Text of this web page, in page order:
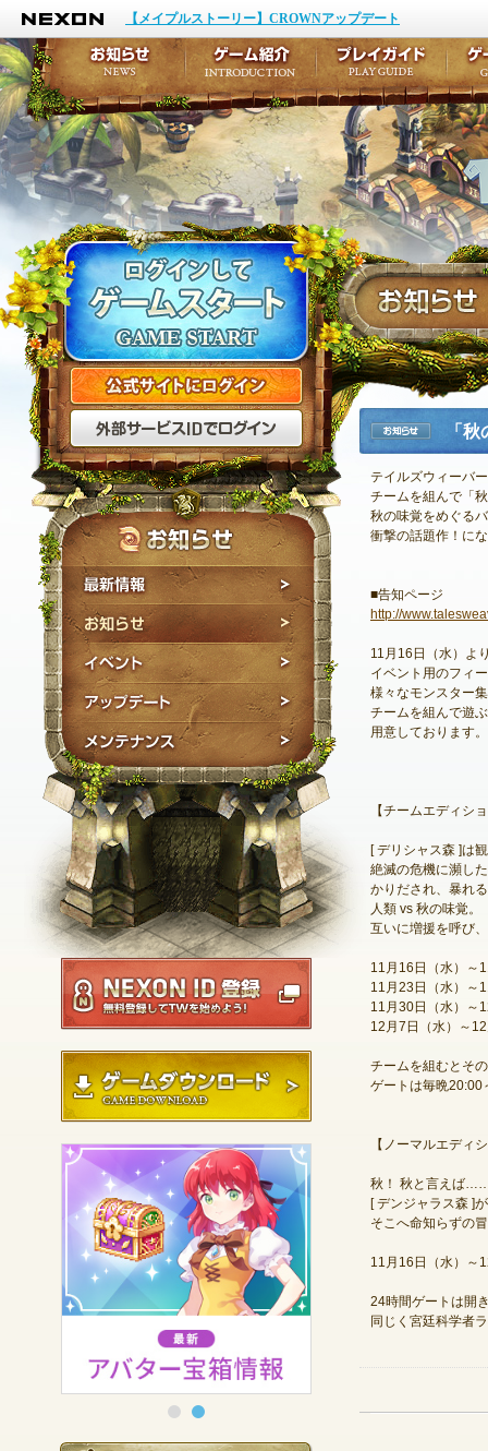
NEXON
【メイプルストーリー】CROWNアップデート
公式サイトにログイン
外部サービスIDでログ
お知らせ
イベント
アップデート
メンテナンス
NEXON ID登録
ゲームダウンロード
お知らせ
「
テイルズウィーバ
チームを組んで「
秋の味覚をめぐる
衝撃の話題作！に
■告知ページ
http://
11月16日（水）よ
イベント用のフィ
様々なモンスター
チームを組んで遊
用意しております。
【チームエディシ
[ デリシャス森 ]は
絶滅の危機に瀕し
かりだされ、暴れ
人類 vs 秋の味覚。
互いに増援を呼び
11月16日（水）
11月23日（水）
11月30日（水）
12月7日（水）～
チームを組むとそ
ゲートは毎晩20:00
【ノーマルエディ
秋！ 秋と言えば
[ デンジャラス森 ]
そこへ命知らずの
11月16日（水）～
24時間ゲートは開
同じく宮廷科学者
お知らせ
イベント
アップデート
メンテナンス
ゲーム紹介
キャラクター作成
テイルズ初級者講座
ここだけは知ってお